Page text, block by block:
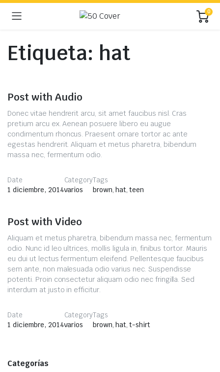
0
Etiqueta: hat
Post with Audio
Donec vitae hendrerit arcu, sit amet faucibus nisl. Cras
pretium arcu ex. Aenean posuere libero eu augue
condimentum rhoncus. Praesent ornare tortor ac ante
egestas hendrerit. Aliquam et metus pharetra, bibendum
massa nec, fermentum odio.
Date
1 diciembre, 2014
Category
varios
Tags
brown, hat, teen
Post with Video
Aliquam et metus pharetra, bibendum massa nec, fermentum
odio. Nunc id leo ultrices, mollis ligula in, finibus tortor. Mauris
eu dui ut lectus fermentum eleifend. Pellentesque faucibus
sem ante, non malesuada odio varius nec. Suspendisse
potenti. Proin consectetur aliquam odio nec fringilla. Sed
interdum at justo in efficitur.
Date
1 diciembre, 2014
Category
varios
Tags
brown, hat, t-shirt
Categorías